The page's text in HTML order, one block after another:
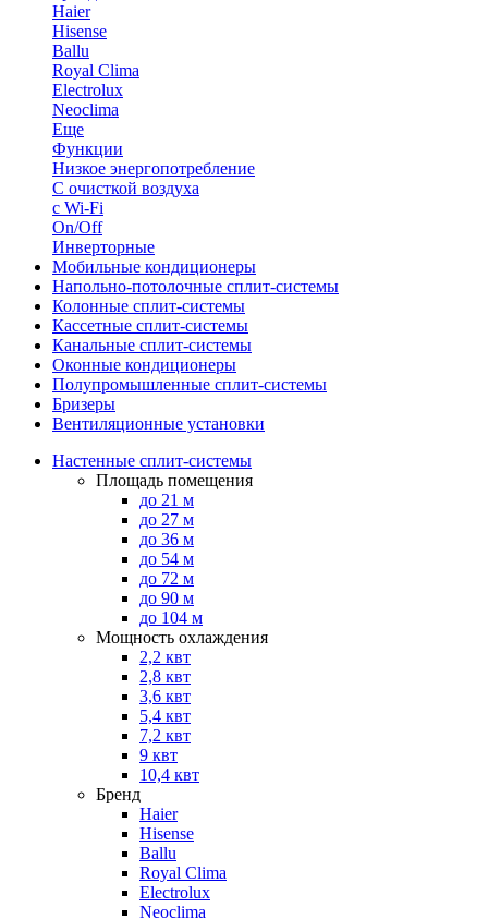
Haier
Hisense
Ballu
Royal Clima
Electrolux
Neoclima
Еще
Функции
Низкое энергопотребление
С очисткой воздуха
с Wi-Fi
On/Off
Инверторные
Мобильные кондиционеры
Напольно-потолоч​ные ​сплит-системы
Колонные ​​сплит-системы
Кассетные сплит-системы
Канальные сплит-системы
Оконные кондиционеры
Полупромышленные сплит-системы
Бризеры
Вентиляционные установки
Настенные сплит-системы
Площадь помещения
до 21 м
до 27 м
до 36 м
до 54 м
до 72 м
до 90 м
до 104 м
Мощность охлаждения
2,2 квт
2,8 квт
3,6 квт
5,4 квт
7,2 квт
9 квт
10,4 квт
Бренд
Haier
Hisense
Ballu
Royal Clima
Electrolux
Neoclima